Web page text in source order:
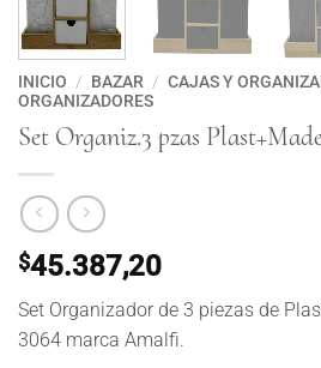
INICIO / BAZAR / CAJAS Y
ORGANIZADORES
Set Organiz.3 pzas
$45.387,20
Set Organizador de 3 piezas de
3064 marca Amalfi.